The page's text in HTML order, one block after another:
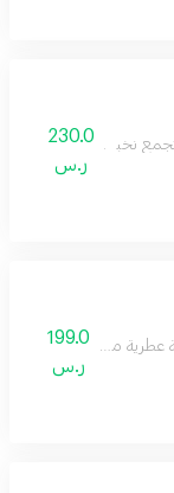
والأكثر تميزًا في تاريخ رسيس، 12
230.0
ر.س
متكاملة تجمع بين
199.0
ر.س